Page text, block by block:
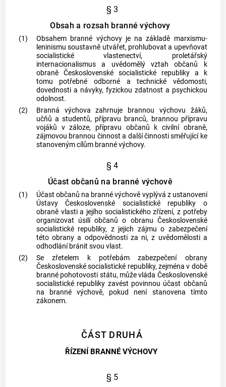
§ 3
Obsah a rozsah branné výchovy
(1)
Obsahem branné výchovy je na základě marxismu-
leninismu soustavně utvářet, prohlubovat a upevňovat
socialistické vlastenectví, proletářský
internacionalismus a uvědomělý vztah občanů k
obraně Československé socialistické republiky a k
tomu potřebné odborné a technické vědomosti,
dovednosti a návyky, fyzickou zdatnost a psychickou
odolnost.
(2)
Branná výchova zahrnuje brannou výchovu žáků,
učňů a studentů, přípravu branců, brannou přípravu
vojáků v záloze, přípravu občanů k civilní obraně,
zájmovou brannou činnost a další činnosti směřující ke
stanoveným cílům branné výchovy.
§ 4
Účast občanů na branné výchově
(1)
Účast občanů na branné výchově vyplývá z ustanovení
Ústavy Československé socialistické republiky o
obraně vlasti a jejího socialistického zřízení, z potřeby
organizovat úsilí občanů o obranu Československé
socialistické republiky, z jejich zájmu o zabezpečení
této obrany a odpovědnosti za ni, z uvědomělosti a
odhodlání bránit svou vlast.
(2)
Se zřetelem k potřebám zabezpečení obrany
Československé socialistické republiky, zejména v době
branné pohotovosti státu, může vláda Československé
socialistické republiky zavést povinnou účast občanů
na branné výchově, pokud není stanovena tímto
zákonem.
ČÁST DRUHÁ
ŘÍZENÍ BRANNÉ VÝCHOVY
§ 5